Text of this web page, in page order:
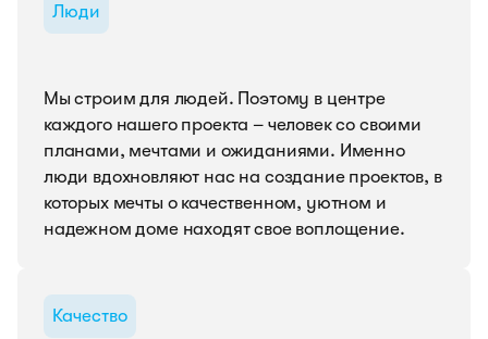
Люди
Мы строим для людей. Поэтому в центре
каждого нашего проекта – человек со своими
планами, мечтами и ожиданиями. Именно
люди вдохновляют нас на создание проектов, в
которых мечты о качественном, уютном и
надежном доме находят свое воплощение.
Качество